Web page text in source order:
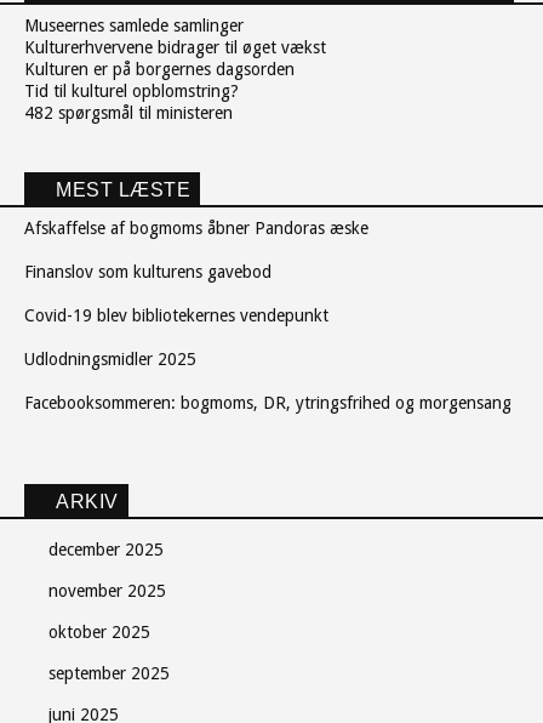
Museernes samlede samlinger
Kulturerhvervene bidrager til øget vækst
Kulturen er på borgernes dagsorden
Tid til kulturel opblomstring?
482 spørgsmål til ministeren
MEST LÆSTE
Afskaffelse af bogmoms åbner Pandoras æske
Finanslov som kulturens gavebod
Covid-19 blev bibliotekernes vendepunkt
Udlodningsmidler 2025
Facebooksommeren: bogmoms, DR, ytringsfrihed og morgensang
ARKIV
december 2025
november 2025
oktober 2025
september 2025
juni 2025